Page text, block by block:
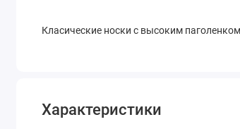
Класические носки с высоким
Характеристики